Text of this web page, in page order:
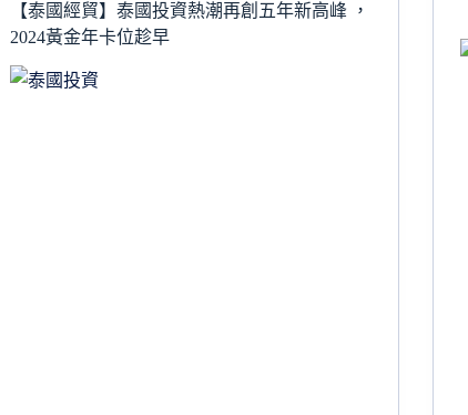
【泰國經貿】泰國投資熱潮再創五年新高峰 ，
2024黃金年卡位趁早